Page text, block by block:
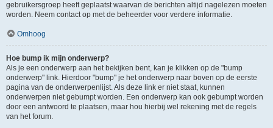
gebruikersgroep heeft geplaatst waarvan de berichten altijd nagelezen moeten
worden. Neem contact op met de beheerder voor verdere informatie.
Omhoog
Hoe bump ik mijn onderwerp?
Als je een onderwerp aan het bekijken bent, kan je klikken op de "bump
onderwerp" link. Hierdoor "bump" je het onderwerp naar boven op de eerste
pagina van de onderwerpenlijst. Als deze link er niet staat, kunnen
onderwerpen niet gebumpt worden. Een onderwerp kan ook gebumpt worden
door een antwoord te plaatsen, maar hou hierbij wel rekening met de regels
van het forum.